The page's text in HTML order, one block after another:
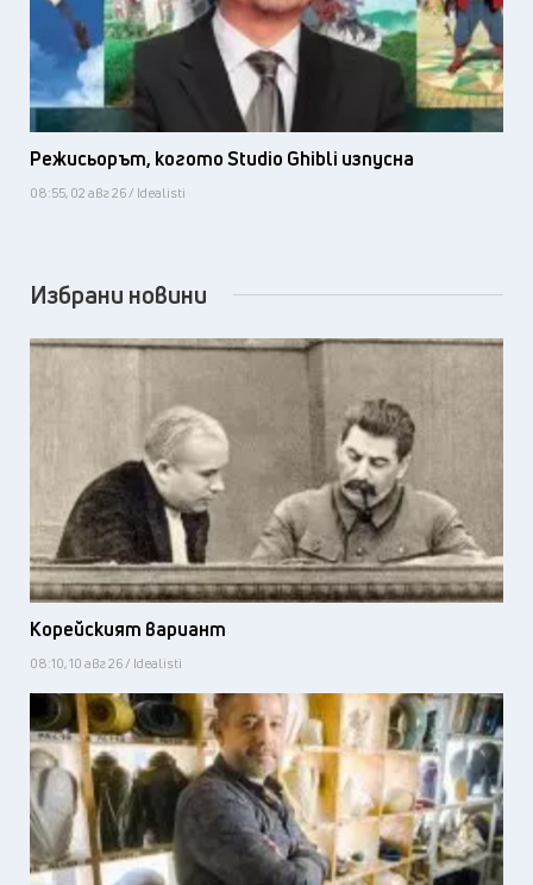
Режисьорът, когото Studio Ghibli изпусна
08:55, 02 авг 26 / Idealisti
Избрани новини
Корейският вариант
08:10, 10 авг 26 / Idealisti